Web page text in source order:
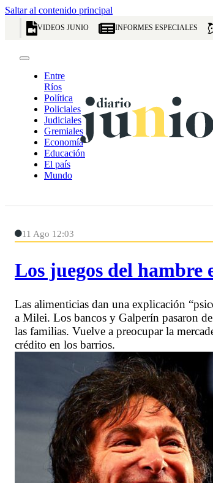
Saltar al contenido principal
VIDEOS JUNIO INFORMES ESPECIALES
Entre
Ríos
Política
Policiales
Judiciales
Gremiales
Economía
Educación
El país
Mundo
11 Ago 12:03
Los juegos del hambre
Las alimenticias dan una explicación
a Milei. Los bancos y Galperín pasaron
las familias. Vuelve a preocupar la
crédito en los barrios.